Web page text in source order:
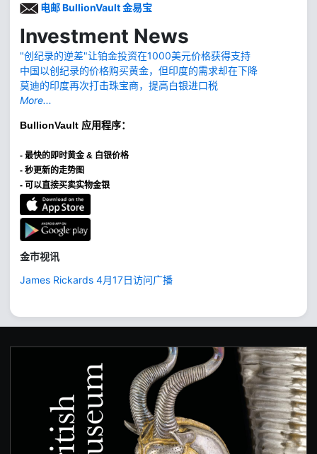
电邮 BullionVault 金易宝
Investment News
"创纪录的逆差"让铂金投资在1000美元价格获得支持
中国以创纪录的价格购买黄金，但印度的需求却在下降
莫迪的印度再次打击珠宝商，提高白银进口税
More...
BullionVault 应用程序：
- 最快的即时黄金 & 白银价格
- 秒更新的走势图
- 可以直接买卖实物金银
金市视讯
James Rickards 4月17日访问广播